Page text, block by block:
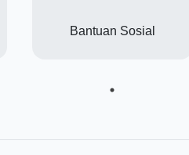
Bantuan Sosial